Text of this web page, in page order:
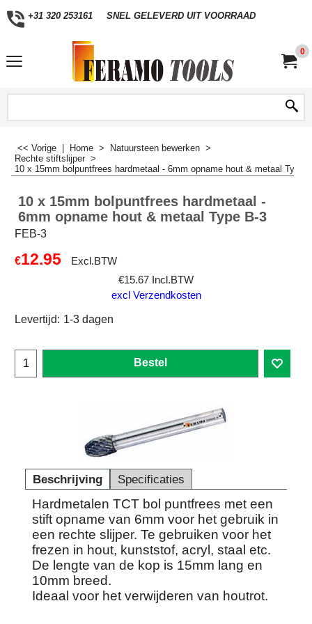
+31 320 253161 SNEL GELEVERD UIT VOORRAAD
0
<< Vorige Home > Natuursteen bewerken >
Rechte stiftslijper >
10 x 15mm bolpuntfrees hardmetaal - 6mm opname hout & metaal Type
10 x 15mm bolpuntfrees hardmetaal -
6mm opname hout & metaal Type B-3
FEB-3
€12.95
Excl.BTW
€15.67 Incl.BTW
excl Verzendkosten
Levertijd: 1-3 dagen
Bestel
Beschrijving Specificaties
Hardmetalen TCT bol puntfrees met een
stift opname van 6mm voor het gebruik in
een rechte slijper. Te gebruiken voor het
frezen in hout, kunststof, acryl, staal etc.
De lengte van de kop is 15mm lang en
10mm breed.
Ideaal voor het verwijderen van houtrot.